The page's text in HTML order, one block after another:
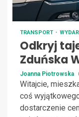
TRANSPORT
Odkryj
Zduńska
Joanna Piotrowska
Witajcie,
coś
dostarczenie